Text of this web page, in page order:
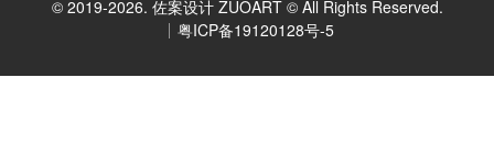
© 2019-2026. 佐案设计 ZUOART © All Rights Reserved.
粤ICP备19120128号-5